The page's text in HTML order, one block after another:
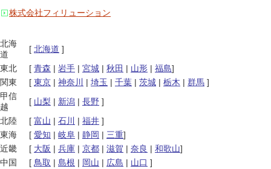
株式会社フィリューション
北海
道
[ 北海道 ]
東北
[ 青森 | 岩手 | 宮城 | 秋田 | 山形 | 福島]
関東
[ 東京 | 神奈川 | 埼玉 | 千葉 | 茨城 | 栃木 | 群馬 ]
甲信
越
[ 山梨 | 新潟 | 長野 ]
北陸
[ 富山 | 石川 | 福井 ]
東海
[ 愛知 | 岐阜 | 静岡 | 三重]
近畿
[ 大阪 | 兵庫 | 京都 | 滋賀 | 奈良 | 和歌山]
中国
[ 鳥取 | 島根 | 岡山 | 広島 | 山口 ]